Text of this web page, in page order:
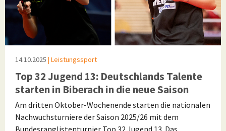
14.10.2025 | Leistungssport
Top 32 Jugend 13: Deutschlands Talente
starten in Biberach in die neue Saison
Am dritten Oktober-Wochenende starten die nationalen
Nachwuchsturniere der Saison 2025/26 mit dem
Bundesranglistenturnier Top 32 Jugend 13. Das